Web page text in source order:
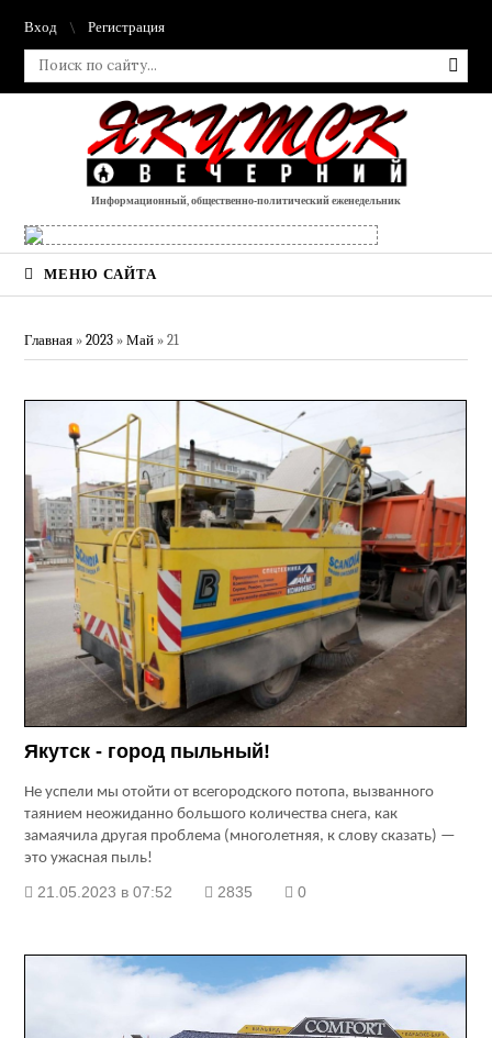
Вход Регистрация
Информационный, общественно-политический еженедельник
МЕНЮ САЙТА
Главная »2023 » Май » 21
Якутск - город пыльный!
Не успели мы отойти от всегородского потопа, вызванного
таянием неожиданно большого количества снега, как
замаячила другая проблема (многолетняя, к слову сказать) —
это ужасная пыль!
21.05.2023 в 07:52 2835 0